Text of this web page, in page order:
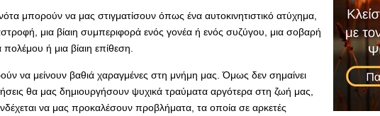
μπορούν να μας στιγματίσουν όπως ένα αυτοκινητιστικό ατύχημα,
μια βίαιη συμπεριφορά ενός γονέα ή ενός συζύγου, μια σοβαρή
πολέμου ή μια βίαιη επίθεση.
να μείνουν βαθιά χαραγμένες στη μνήμη μας. Όμως δεν σημαίνει
θα μας δημιουργήσουν ψυχικά τραύματα αργότερα στη ζωή μας,
να μας προκαλέσουν προβλήματα, τα οποία σε αρκετές